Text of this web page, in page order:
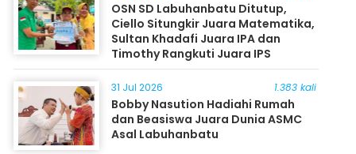
OSN SD Labuhanbatu Ditutup,
Ciello Situngkir Juara Matematika,
Sultan Khadafi Juara IPA dan
Timothy Rangkuti Juara IPS
31 Jul 2026 1.383 kali
Bobby Nasution Hadiahi Rumah
dan Beasiswa Juara Dunia ASMC
Asal Labuhanbatu